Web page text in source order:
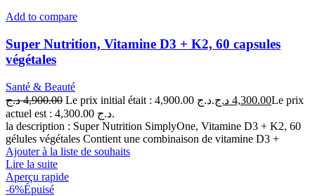
Add to compare
Super Nutrition, Vitamine D3 + K2, 60 capsules
végétales
Santé & Beauté
4,900.00 د.ج Le prix initial était : 4,900.00 د.ج. 4,300.00 د.ج
Le prix
actuel est : 4,300.00 د.ج.
la description : Super Nutrition SimplyOne, Vitamine D3 + K2, 60
gélules végétales Contient une combinaison de vitamine D3 +
Ajouter à la liste de souhaits
Lire la suite
Aperçu rapide
-6%Épuisé